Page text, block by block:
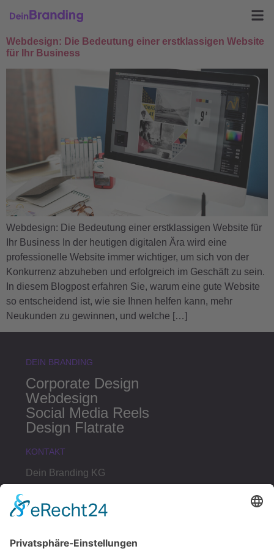
Webdesign: Die Bedeutung einer erstklassigen Website
für Ihr Business
Webdesign: Die Bedeutung einer erstklassigen Website für
Ihr Business In der heutigen digitalen Ära wird eine
professionelle Website immer wichtiger, um sich von der
Konkurrenz abzuheben und erfolgreich im Geschäft zu sein.
In diesem Blogpost erfahren Sie, warum eine gute Website
so entscheidend ist, wie sie Ihnen helfen kann, mehr
Neukunden zu gewinnen, und welche […]
DEIN BRANDING
Corporate Design
Webdesign
Social Media Reels
Design Flatrate
KONTAKT
Dein Branding KG
8054 Graz
+43 699 17322992